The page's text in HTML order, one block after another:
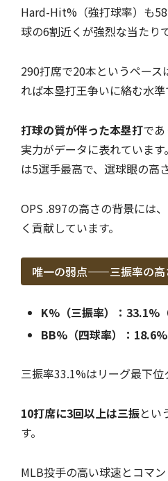
Hard-Hit%（強打球率）も
球の6割近くが強烈な当たりで
290打席で20本というペー
れば本塁打王争いに絡む水準
打球の質が伴った本塁打で
実力がデータに表れていま
は5選手最高で、選球眼の高
OPS .897の高さの背景には
く貢献しています。
唯一の弱点——三振率の高
K%（三振率）：33.1%
BB%（四球率）：18.6%
三振率33.1%はリーグ最下位
10打席に3回以上は三振とい
す。
MLB投手の高い球速とコマ